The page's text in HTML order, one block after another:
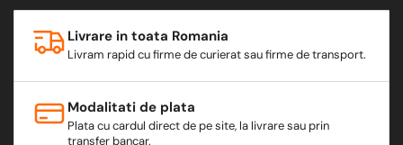
Livrare in toata Romania
Livram rapid cu firme de curierat sau firme de transport.
Modalitati de plata
Plata cu cardul direct de pe site, la livrare sau prin
transfer bancar.